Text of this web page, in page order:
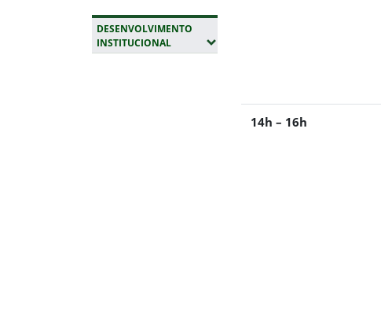
DESENVOLVIMENTO
INSTITUCIONAL(EXPANDIR SUBMENUS)
14h – 16h